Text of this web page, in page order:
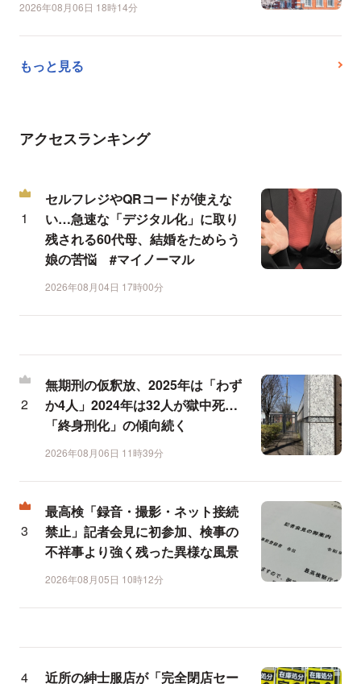
2026年08月06日 18時14分
もっと見る
アクセスランキング
セルフレジやQRコードが使えな
い…急速な「デジタル化」に取り
残される60代母、結婚をためらう
娘の苦悩 #マイノーマル
2026年08月04日 17時00分
無期刑の仮釈放、2025年は「わず
か4人」2024年は32人が獄中死…
「終身刑化」の傾向続く
2026年08月06日 11時39分
最高検「録音・撮影・ネット接続
禁止」記者会見に初参加、検事の
不祥事より強く残った異様な風景
2026年08月05日 10時12分
近所の紳士服店が「完全閉店セー